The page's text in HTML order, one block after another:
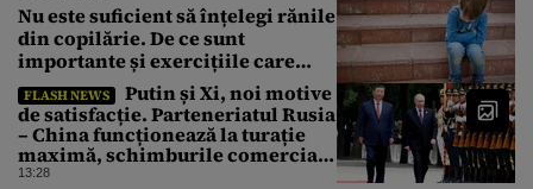
Nu este suficient să înțelegi rănile
din copilărie. De ce sunt
importante și exercițiile care
calmează sistemul nervos
FLASH NEWS
Putin și Xi, noi motive
de satisfacție. Parteneriatul Rusia
– China funcționează la turație
maximă, schimburile comerciale
ating niveluri record
13:28